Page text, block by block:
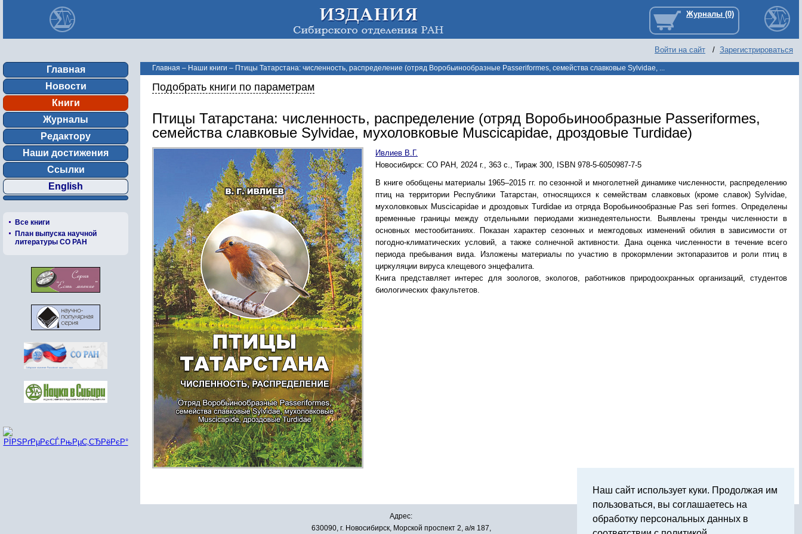
Войти на сайт / Зарегистрироваться
Главная
Новости
Книги
Журналы
Редактору
Наши достижения
Ссылки
English
Все книги
План выпуска научной
литературы СО РАН
Главная – Наши книги – Птицы Татарстана: численность, распределение (отряд Воробьинообразные Passeriformes, семейства славковые Sylvidae, ...
Подобрать книги по параметрам
Птицы Татарстана: численность, распределение (отряд Воробьинообразные Passeriformes,
семейства славковые Sylvidae, мухоловковые Muscicapidae, дроздовые Turdidae)
Ивлиев В.Г.
Новосибирск: СО РАН, 2024 г., 363 с., Тираж 300, ISBN 978-5-6050987-7-5
В книге обобщены материалы 1965–2015 гг. по сезонной и многолетней динамике численности, распределению
птиц на территории Республики Татарстан, относящихся к семействам славковых (кроме славок) Sylvidae,
мухоловковых Muscicapidae и дроздовых Turdidae из отряда Воробьинообразные Pas seri formes. Определены
временные границы между отдельными периодами жизнедеятельности. Выявлены тренды численности в
основных местообитаниях. Показан характер сезонных и межгодовых изменений обилия в зависимости от
погодно-климатических условий, а также солнечной активности. Дана оценка численности в течение всего
периода пребывания вида. Изложены материалы по участию в прокормлении эктопаразитов и роли птиц в
циркуляции вируса клещевого энцефалита.
Книга представляет интерес для зоологов, экологов, работников природоохранных организаций, студентов
биологических факультетов.
Адрес:
630090, г. Новосибирск, Морской проспект 2, а/я 187,
Наш сайт использует куки. Продолжая им
пользоваться, вы соглашаетесь на
обработку персональных данных в